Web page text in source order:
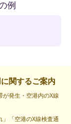
例
関するご案内
発生・空港内のX線
「空港のX線検査通